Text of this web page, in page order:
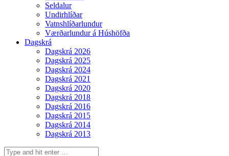
Seldalur
Undirhlíðar
Vatnshlíðarlundur
Værðarlundur á Húshöfða
Dagskrá
Dagskrá 2026
Dagskrá 2025
Dagskrá 2024
Dagskrá 2021
Dagskrá 2020
Dagskrá 2018
Dagskrá 2016
Dagskrá 2015
Dagskrá 2014
Dagskrá 2013
Search: